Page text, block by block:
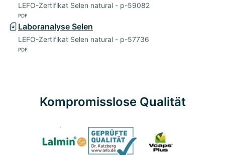
LEFO-Zertifikat Selen natural - p-59082
PDF
Laboranalyse Selen
LEFO-Zertifikat Selen natural - p-57736
PDF
Kompromisslose Qualität